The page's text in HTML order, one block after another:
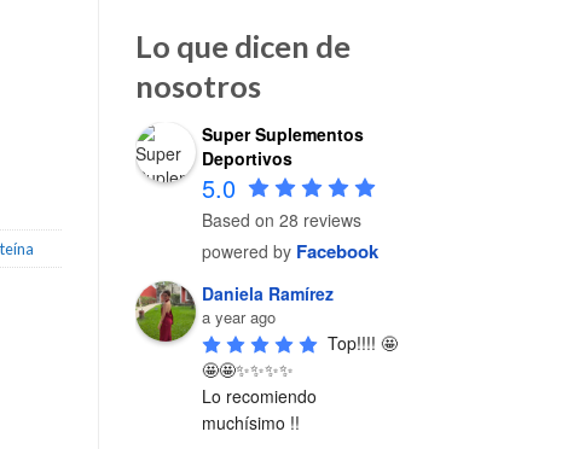
CON PROTEÍNA 12 PACK cantidad
Lo que dicen de
nosotros
Super Suplementos
Deportivos
5.0
Based on 28 reviews
powered by Facebook
Daniela Ramírez
a year ago
Top!!!! 🤩
🤩🤩✨✨✨✨
Lo recomiendo
muchísimo !!